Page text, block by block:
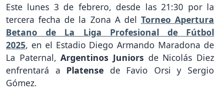
Este lunes 3 de febrero, desde las 21:30 por la
tercera fecha de la Zona A del Torneo Apertura
Betano de La Liga Profesional de Fútbol
2025, en el Estadio Diego Armando Maradona de
La Paternal,Argentinos Juniors de Nicolás Diez
enfrentará a Platense de Favio Orsi y Sergio
Gómez.